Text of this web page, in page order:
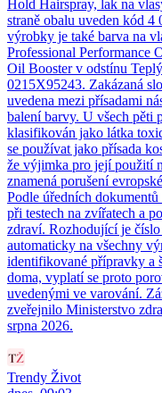
Hold Hairspray, lak na
straně obalu uveden kód
výrobky je také barva na
Professional Performance
Oil Booster v odstínu
0215X95243. Zakázaná
uvedena mezi přísadami
balení barvy. U všech pěti
klasifikován jako látka
se používat jako přísada
že výjimka pro její použití
znamená porušení
Podle úředních
při testech na zvířatech a
zdraví. Rozhodující je
automaticky na všechny
identifikované přípravky a
doma, vyplatí se proto
uvedenými ve varování.
zveřejnilo Ministerstvo
srpna 2026.
Trendy Život